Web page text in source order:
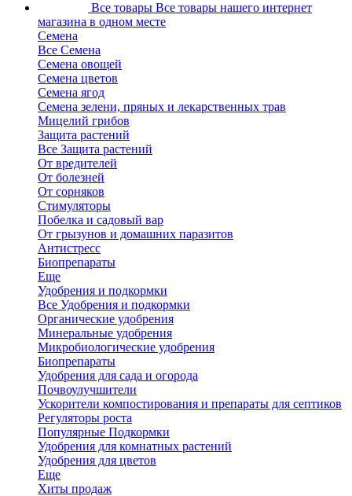
Все товары Все товары нашего интернет
магазина в одном месте
Семена
Все Семена
Семена овощей
Семена цветов
Семена ягод
Семена зелени, пряных и лекарственных трав
Мицелий грибов
Защита растений
Все Защита растений
От вредителей
От болезней
От сорняков
Стимуляторы
Побелка и садовый вар
От грызунов и домашних паразитов
Антистресс
Биопрепараты
Еще
Удобрения и подкормки
Все Удобрения и подкормки
Органические удобрения
Минеральные удобрения
Микробиологические удобрения
Биопрепараты
Удобрения для сада и огорода
Почвоулучшители
Ускорители компостирования и препараты для септиков
Регуляторы роста
Популярные Подкормки
Удобрения для комнатных растений
Удобрения для цветов
Еще
Хиты продаж